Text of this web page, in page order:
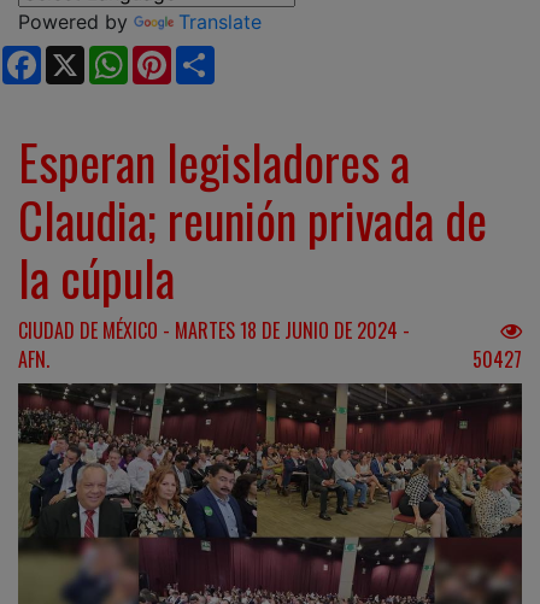
Powered by
Translate
Facebook
X WhatsApp
Pinterest
Esperan legisladores a
Claudia; reunión privada de
la cúpula
CIUDAD DE MÉXICO - MARTES 18 DE JUNIO DE 2024 -
AFN.
50427